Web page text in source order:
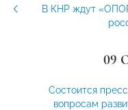
В КНР ждут
09
Состоится
вопросам